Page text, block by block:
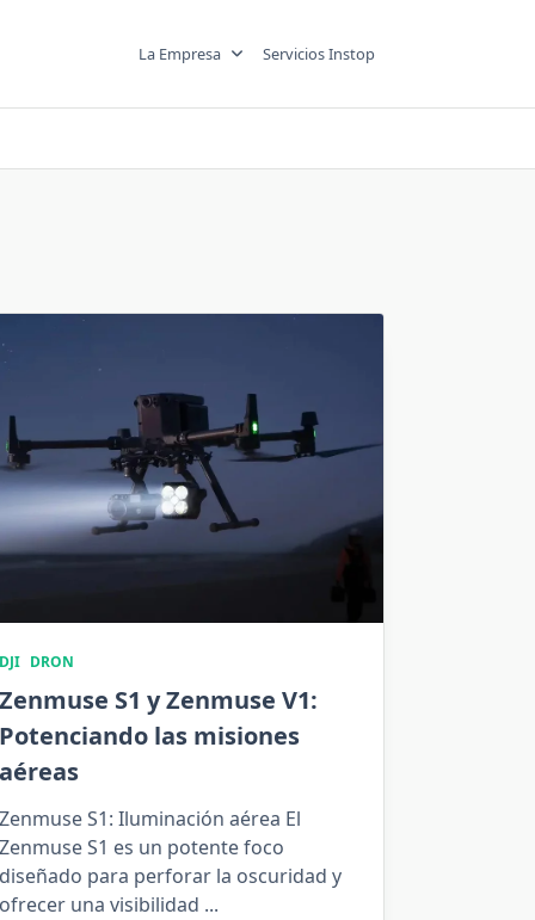
La Empresa Servicios Instop
DRON
S1 y Zenmuse V1:
las misiones
S1: Iluminación aérea El
S1 es un potente foco
para perforar la oscuridad y
una visibilidad ...